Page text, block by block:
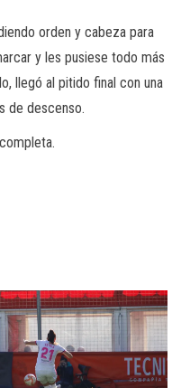
orden y cabeza para
y les pusiese todo más
llegó al pitido final con una
de descenso.